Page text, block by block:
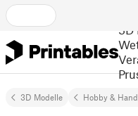
3D
3D Modelle Hobby &